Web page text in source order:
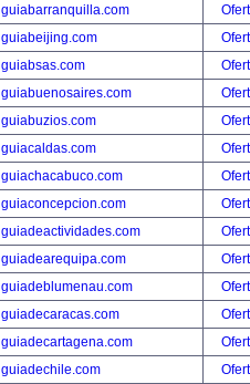
guiabarranquilla.com
guiabeijing.com
guiabsas.com
guiabuenosaires.com
guiabuzios.com
guiacaldas.com
guiachacabuco.com
guiaconcepcion.com
guiadeactividades.com
guiadearequipa.com
guiadeblumenau.com
guiadecaracas.com
guiadecartagena.com
guiadechile.com